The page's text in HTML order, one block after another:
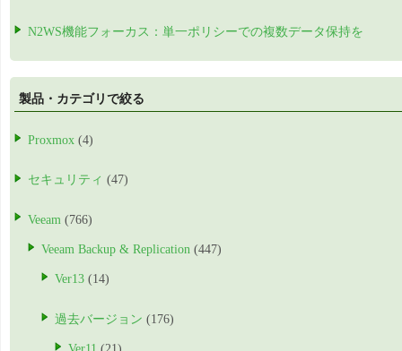
N2WS機能フォーカス：単一ポリシーでの複数データ保持を
製品・カテゴリで絞る
Proxmox (4)
セキュリティ (47)
Veeam (766)
Veeam Backup & Replication (447)
Ver13 (14)
過去バージョン (176)